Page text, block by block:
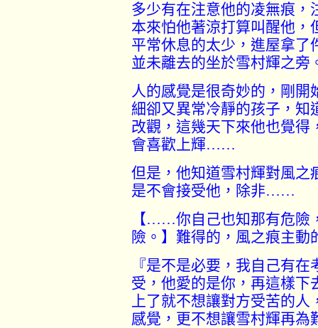
多少有在注意他的凌無痕，
本來怕他著涼打算叫醒他，
平常休息的太少，進屋拿了
並未離去的坐於雪村輝之旁
人的感覺是很奇妙的，剛
細卻又異常冷靜的孩子，知
改觀，這幾天下來他也覺得
會喜歡上輝……
但是，他知道雪村輝對風之
是不會接受他，除非……
【……你自己也知那有危險
險。】難得的，風之痕主動
『是不是必要，我自己有
受，他愛的是你，再這樣下
上了就不想讓對方受苦的
感覺，更不想讓雪村輝再為